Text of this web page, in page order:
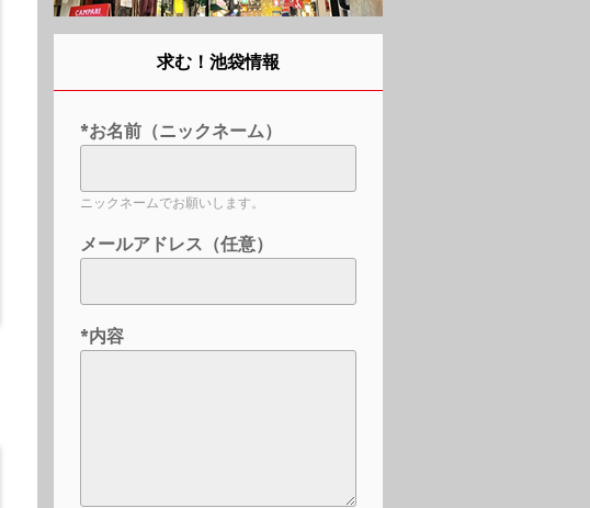
求む！池袋情報
*お名前（ニックネーム）
ニックネームでお願いします。
メールアドレス（任意）
*内容